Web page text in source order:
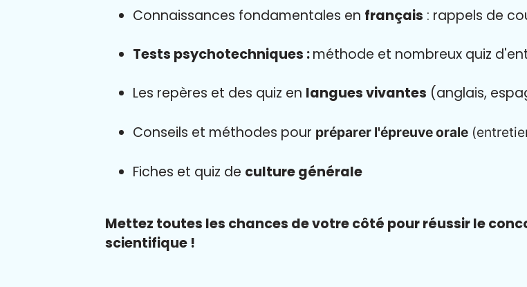
Connaissances fondamentales en français : rappels de
Tests psychotechniques :méthode et nombreux quiz
Les repères et des quiz en langues vivantes (anglais,
Conseils et méthodes pour préparer l'épreuve orale
Fiches et quiz de culture générale
Mettez toutes les chances de votre côté pour réussir le
scientifique !